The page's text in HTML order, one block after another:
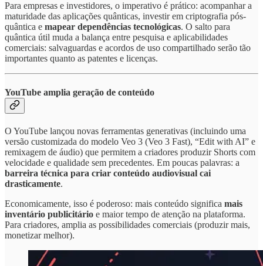
Para empresas e investidores, o imperativo é prático: acompanhar a
maturidade das aplicações quânticas, investir em criptografia pós-
quântica e mapear dependências tecnológicas. O salto para
quântica útil muda a balança entre pesquisa e aplicabilidades
comerciais: salvaguardas e acordos de uso compartilhado serão tão
importantes quanto as patentes e licenças.
YouTube amplia geração de conteúdo
O YouTube lançou novas ferramentas generativas (incluindo uma
versão customizada do modelo Veo 3 (Veo 3 Fast), “Edit with AI” e
remixagem de áudio) que permitem a criadores produzir Shorts com
velocidade e qualidade sem precedentes. Em poucas palavras: a
barreira técnica para criar conteúdo audiovisual cai
drasticamente.
Economicamente, isso é poderoso: mais conteúdo significa mais
inventário publicitário e maior tempo de atenção na plataforma.
Para criadores, amplia as possibilidades comerciais (produzir mais,
monetizar melhor).